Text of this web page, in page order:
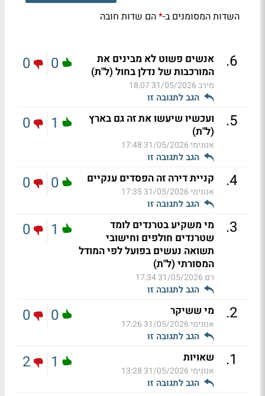
השדות המסומנים ב-*הם שדות חובה
6
.
אנשים פשוט לא מבינים את
המורכבות של נדלן בחול (ל"ת)
מירב31/05/2026 18:07
הגב לתגובה זו
0
0
5
.
ועכשיו שיעשו את זה גם בארץ
(ל"ת)
אנונימי31/05/2026 17:48
הגב לתגובה זו
1
0
4
. קניית דירה זה הפסדים ענקיים
אנונימי31/05/2026 17:35
הגב לתגובה זו
0
0
3
.
מי משקיע בטרנדים לומד
שטרנדים חולפים וחישובי
תשואה נעשים בפועל לפי המודל
המסורתי (ל"ת)
רם 31/05/2026 17:34
הגב לתגובה זו
1
0
2
. מי ששיקר
אנונימי31/05/2026 17:26
הגב לתגובה זו
0
0
1
. שאויות
אנונימי31/05/2026 13:28
הגב לתגובה זו
1
2